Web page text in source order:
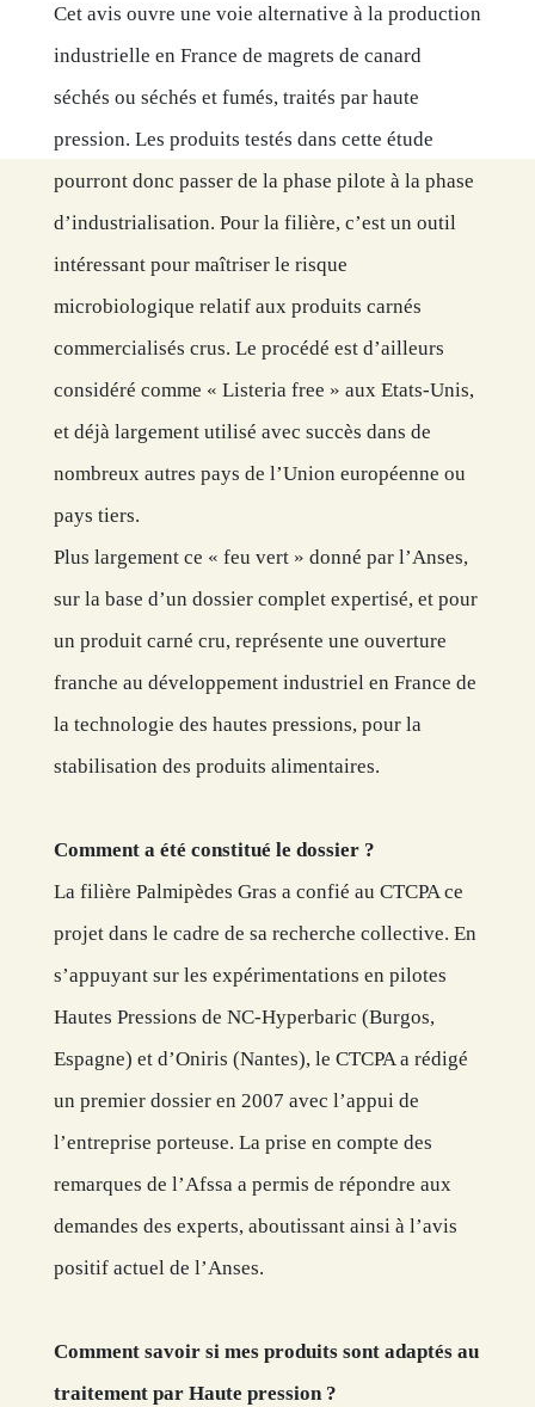
Cet avis ouvre une voie alternative à la production
industrielle en France de magrets de canard
séchés ou séchés et fumés, traités par haute
pression. Les produits testés dans cette étude
pourront donc passer de la phase pilote à la phase
d’industrialisation. Pour la filière, c’est un outil
intéressant pour maîtriser le risque
microbiologique relatif aux produits carnés
commercialisés crus. Le procédé est d’ailleurs
considéré comme « Listeria free » aux Etats-Unis,
et déjà largement utilisé avec succès dans de
nombreux autres pays de l’Union européenne ou
pays tiers.
Plus largement ce « feu vert » donné par l’Anses,
sur la base d’un dossier complet expertisé, et pour
un produit carné cru, représente une ouverture
franche au développement industriel en France de
la technologie des hautes pressions, pour la
stabilisation des produits alimentaires.
Comment a été constitué le dossier ?
La filière Palmipèdes Gras a confié au CTCPA ce
projet dans le cadre de sa recherche collective. En
s’appuyant sur les expérimentations en pilotes
Hautes Pressions de NC-Hyperbaric (Burgos,
Espagne) et d’Oniris (Nantes), le CTCPA a rédigé
un premier dossier en 2007 avec l’appui de
l’entreprise porteuse. La prise en compte des
remarques de l’Afssa a permis de répondre aux
demandes des experts, aboutissant ainsi à l’avis
positif actuel de l’Anses.
Comment savoir si mes produits sont adaptés au
traitement par Haute pression ?